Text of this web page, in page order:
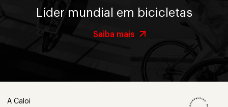
Líder mundial em bicicletas
Saiba mais
A Caloi